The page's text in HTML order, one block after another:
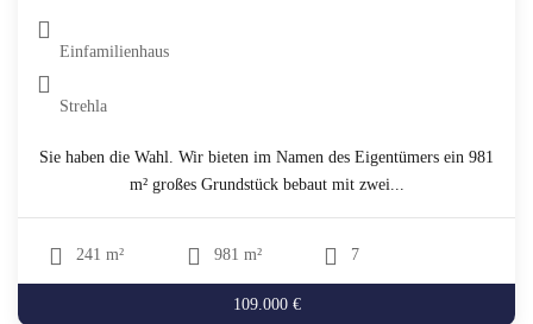
Einfamilienhaus
Strehla
Sie haben die Wahl. Wir bieten im Namen des Eigentümers ein 981
m² großes Grundstück bebaut mit zwei...
241 m² 981 m² 7
109.000 €